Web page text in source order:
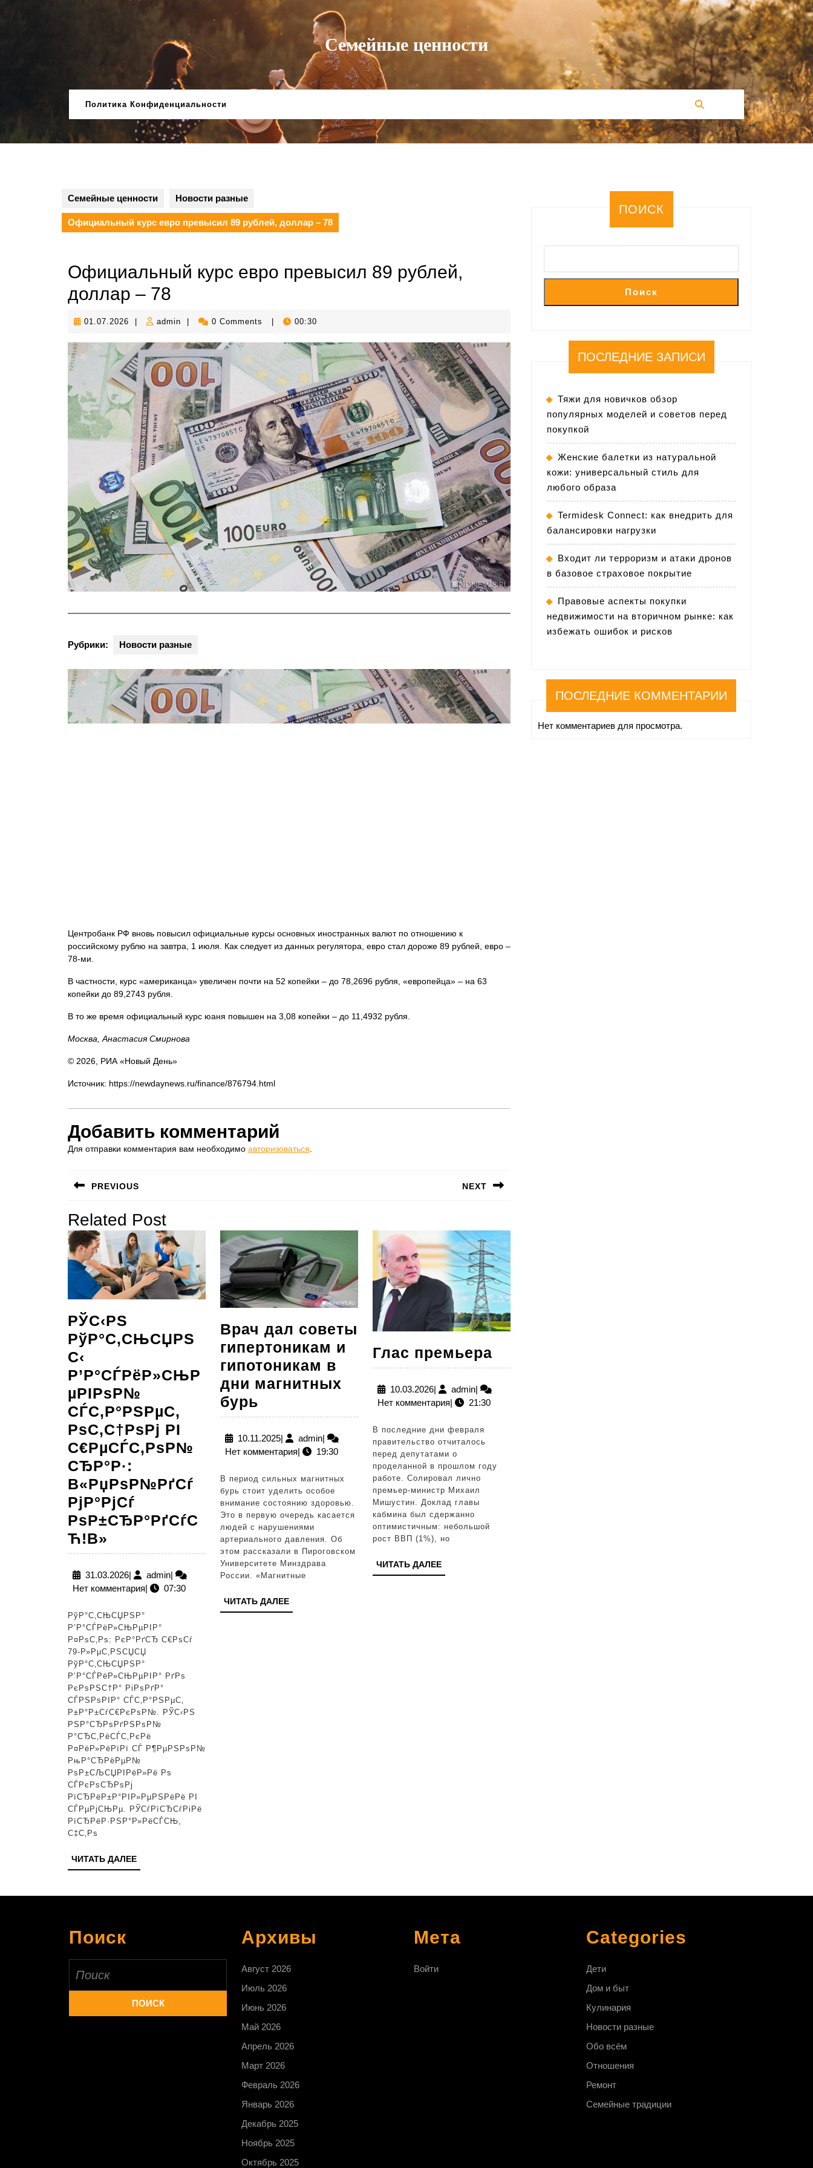
Семейные ценности
Политика Конфиденциальности
Семейные ценности Новости разные
Официальный курс евро превысил 89 рублей, доллар – 78
Официальный курс евро превысил 89 рублей,
доллар – 78
01.07.2026 01.07.2026
admin admin 0 Comments 00:30
Рубрики: Новости разные
Центробанк РФ вновь повысил официальные курсы основных иностранных валют по отношению к
российскому рублю на завтра, 1 июля. Как следует из данных регулятора, евро стал дороже 89 рублей, евро –
78-ми.
В частности, курс «американца» увеличен почти на 52 копейки – до 78,2696 рубля, «европейца» – на 63
копейки до 89,2743 рубля.
В то же время официальный курс юаня повышен на 3,08 копейки – до 11,4932 рубля.
Москва, Анастасия Смирнова
© 2026, РИА «Новый День»
Источник: https://newdaynews.ru/finance/876794.html
Добавить комментарий
Для отправки комментария вам необходимо авторизоваться.
Навигация
записям
PREVIOUS
запись:
NEXT
Related Post
РЎС‹РЅ
РўР°С‚СЊСЏРЅ
С‹
Р’Р°СЃРёР»СЊР
µРІРѕР№
СЃС‚Р°РЅРµС‚
РѕС‚С†РѕРј РІ
С€РµСЃС‚РѕР№
СЂР°Р·:
В«РџРѕР№РґСѓ
РјР°РјСѓ
РѕР±СЂР°РґСѓС
Ћ!В»
РўР°С‚СЊСЏРЅС‹
Р’Р°СЃРёР»СЊРµРІРѕР№
СЃС‚Р°РЅРµС‚
РѕС‚С†РѕРј
РІ
С€РµСЃС‚РѕР№
СЂР°Р·:
В«РџРѕР№РґСѓ
РјР°РјСѓ
РѕР±СЂР°РґСѓСЋ!
В»
31.03.202631.03.2026
| adminadmin
|
Нет комментария| 07:30
РўР°С‚СЊСЏРЅР°
Р’Р°СЃРёР»СЊРµРІР°
Р¤РѕС‚Рѕ: РєР°РґСЂ С€РѕСѓ
79-Р»РµС‚РЅСЏСЏ
РўР°С‚СЊСЏРЅР°
Р’Р°СЃРёР»СЊРµРІР° РґРѕ
РєРѕРЅС†Р° РіРѕРґР°
СЃРЅРѕРІР° СЃС‚Р°РЅРµС‚
Р±Р°Р±СѓС€РєРѕР№. РЎС‹РЅ
РЅР°СЂРѕРґРЅРѕР№
Р°СЂС‚РёСЃС‚РєРё
Р¤РёР»РёРїРї СЃ Р¶РµРЅРѕР№
РњР°СЂРёРµР№
РѕР±СЉСЏРІРёР»Рё Рѕ
СЃРєРѕСЂРѕРј
РїСЂРёР±Р°РІР»РµРЅРёРё РІ
СЃРµРјСЊРµ. РЎСѓРїСЂСѓРіРё
РїСЂРёР·РЅР°Р»РёСЃСЊ,
С‡С‚Рѕ
ЧИТАТЬ ДАЛЕЕЧИТАТЬ
ДАЛЕЕ
Врач дал советы
гипертоникам и
гипотоникам в
дни магнитных
бурь
дал
советы
гипертоникам
и
гипотоникам
в
дни
магнитных
бурь
10.11.202510.11.2025
| adminadmin
|
Нет комментария| 19:30
В период сильных магнитных
бурь стоит уделить особое
внимание состоянию здоровью.
Это в первую очередь касается
людей с нарушениями
артериального давления. Об
этом рассказали в Пироговском
Университете Минздрава
России. «Магнитные
ЧИТАТЬ ДАЛЕЕЧИТАТЬ
ДАЛЕЕ
Глас премьера
премьера
10.03.202610.03.2026
| adminadmin
|
Нет комментария| 21:30
В последние дни февраля
правительство отчиталось
перед депутатами о
проделанной в прошлом году
работе. Солировал лично
премьер-министр Михаил
Мишустин. Доклад главы
кабмина был сдержанно
оптимистичным: небольшой
рост ВВП (1%), но
ЧИТАТЬ ДАЛЕЕЧИТАТЬ
ДАЛЕЕ
ПОИСК
Поиск
ПОСЛЕДНИЕ ЗАПИСИ
Тяжи для новичков обзор
популярных моделей и советов перед
покупкой
Женские балетки из натуральной
кожи: универсальный стиль для
любого образа
Termidesk Connect: как внедрить для
балансировки нагрузки
Входит ли терроризм и атаки дронов
в базовое страховое покрытие
Правовые аспекты покупки
недвижимости на вторичном рынке: как
избежать ошибок и рисков
ПОСЛЕДНИЕ КОММЕНТАРИИ
Нет комментариев для просмотра.
Поиск Архивы
Август 2026
Июль 2026
Июнь 2026
Май 2026
Апрель 2026
Март 2026
Февраль 2026
Январь 2026
Декабрь 2025
Ноябрь 2025
Октябрь 2025
Мета
Войти
Categories
Дети
Дом и быт
Кулинария
Новости разные
Обо всём
Отношения
Ремонт
Семейные традиции